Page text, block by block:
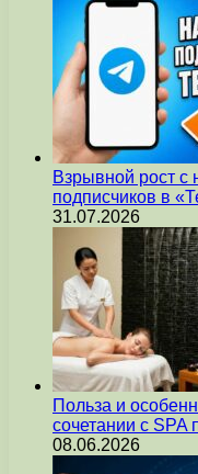
Взрывной рост с
подписчиков в
31.07.2026
Польза и
сочетании с SPA
08.06.2026